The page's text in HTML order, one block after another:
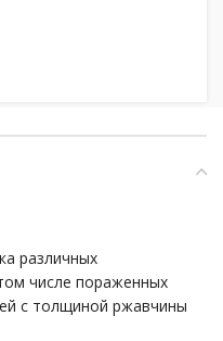
различных
числе пораженных
c толщиной ржавчины